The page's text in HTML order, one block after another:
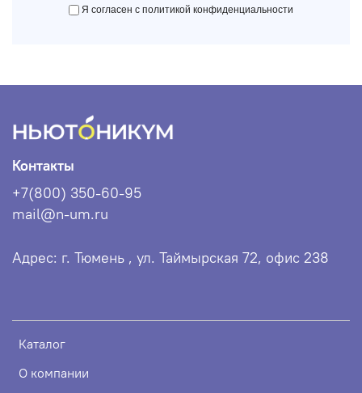
Я согласен с политикой конфиденциальности
Каталог
О компании
Контакты
+7(800) 350-60-95
mail@n-um.ru
Адрес: г. Тюмень , ул. Таймырская 72, офис 238